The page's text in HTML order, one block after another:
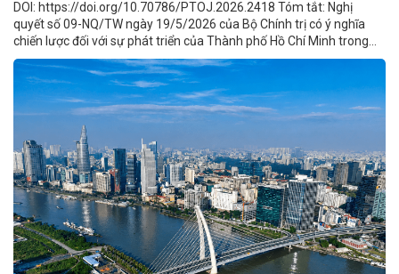
DOI: https://doi.org/10.70786/PTOJ.2026.2418 Tóm tắt: Nghị
quyết số 09-NQ/TW ngày 19/5/2026 của Bộ Chính trị có ý nghĩa
chiến lược đối với sự phát triển của Thành phố Hồ Chí Minh trong...